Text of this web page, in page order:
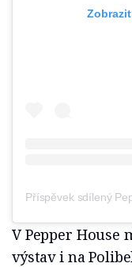
V Pepper House
výstav i na